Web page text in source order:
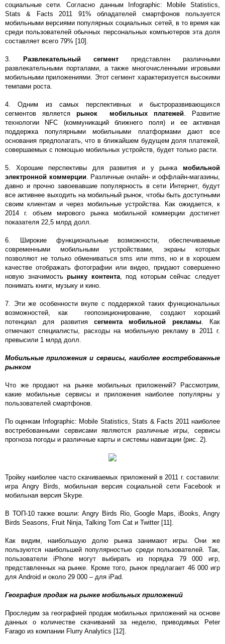
социальные сети. Согласно данным Infographic: Mobile Statistics,
Stats & Facts 2011 91% обладателей смартфонов пользуется
мобильными версиями популярных социальных сетей, в то время как
среди пользователей обычных персональных компьютеров эта доля
составляет всего 79% [10].
3. Развлекательный сегмент представлен различными
развлекательными порталами, а также многочисленными игровыми
мобильными приложениями. Этот сегмент характеризуется высокими
темпами роста.
4. Одним из самых перспективных и быстроразвивающихся
сегментов является рынок мобильных платежей . Развитие
технологии NFC (коммуникаций ближнего поля) и ее активная
поддержка популярными мобильными платформами дают все
основания предполагать, что в ближайшем будущем доля платежей,
совершаемых с помощью мобильных устройств, будет только расти.
5. Хорошие перспективы для развития и у рынка мобильной
электронной коммерции. Различные онлайн- и оффлайн-магазины,
давно и прочно завоевавшие популярность в сети Интернет, будут
все активнее выходить на мобильный рынок, чтобы быть доступными
своим клиентам и через мобильные устройства. Как ожидается, к
2014 г. объем мирового рынка мобильной коммерции достигнет
показателя 22,5 млрд долл.
6. Широкие функциональные возможности, обеспечиваемые
современными мобильными устройствами, экраны которых
позволяют не только обмениваться sms или mms, но и в хорошем
качестве отображать фотографии или видео, придают совершенно
новую значимостьрынку контента, под которым сейчас следует
понимать книги, музыку и кино.
7. Эти же особенности вкупе с поддержкой таких функциональных
возможностей, как геопозиционирование, создают хороший
потенциал для развития сегмента мобильной рекламы. Как
отмечают специалисты, расходы на мобильную рекламу в 2011 г.
превысили 1 млрд долл.
Мобильные приложения и сервисы, наиболее востребованные
рынком
Что же продают на рынке мобильных приложений? Рассмотрим,
какие мобильные сервисы и приложения наиболее популярны у
пользователей смартфонов.
По оценкам Infographic: Mobile Statistics, Stats & Facts 2011 наиболее
востребованными сервисами являются различные игры, сервисы
прогноза погоды и различные карты и системы навигации (рис. 2).
Тройку наиболее часто скачиваемых приложений в 2011 г. составили:
игра Angry Birds, мобильная версия социальной сети Facebook и
мобильная версия Skype.
В ТОП-10 также вошли: Angry Birds Rio, Google Maps, iBooks, Angry
Birds Seasons, Fruit Ninja, Talking Tom Cat и Twitter [11].
Как видим, наибольшую долю рынка занимают игры. Они же
пользуются наибольшей популярностью среди пользователей. Так,
пользователи iPhone могут выбирать из порядка 79 000 игр,
представленных на рынке. Кроме того, рынок предлагает 46 000 игр
для Android и около 29 000 – для iPad.
География продаж на рынке мобильных приложений
Проследим за географией продаж мобильных приложений на основе
данных о количестве скачиваний за неделю, приводимых Peter
Farago из компании Flurry Analytics [12].